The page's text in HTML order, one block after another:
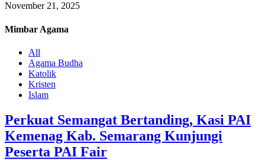
November 21, 2025
Mimbar Agama
All
Agama Budha
Katolik
Kristen
Islam
Perkuat Semangat Bertanding, Kasi PAI
Kemenag Kab. Semarang Kunjungi
Peserta PAI Fair